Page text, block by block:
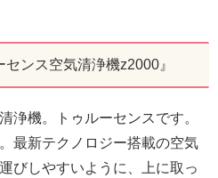
ンス空気清浄機z2000』
浄機。トゥルーセンスです。
最新テクノロジー搭載の空気
びしやすいように、上に取っ